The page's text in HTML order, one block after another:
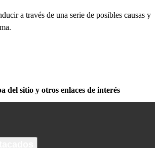
a través de una serie de posibles causas y
del sitio y otros enlaces de interés